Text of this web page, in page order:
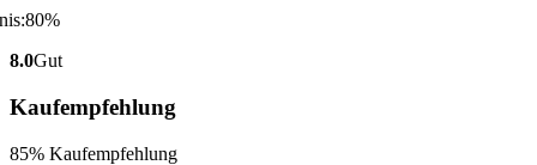
8.0Gut
Kaufempfehlung
85% Kaufempfehlung